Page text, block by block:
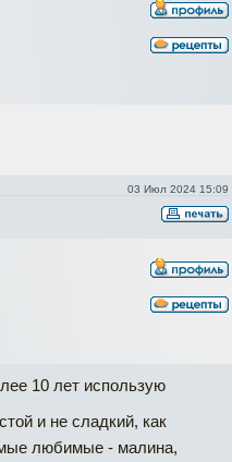
03 Июл 2024 15:09
10 лет использую
и не сладкий, как
любимые - малина,